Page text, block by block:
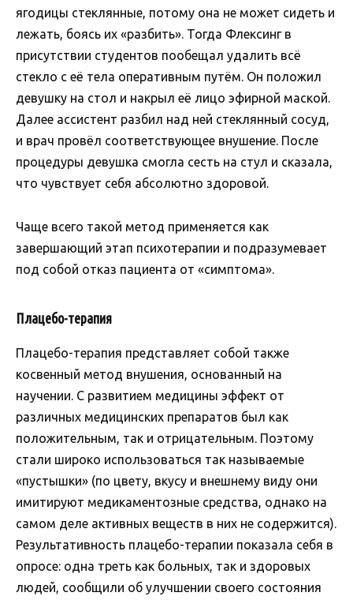
ягодицы стеклянные, потому она не может сидеть и
лежать, боясь их «разбить». Тогда Флексинг в
присутствии студентов пообещал удалить всё
стекло с её тела оперативным путём. Он положил
девушку на стол и накрыл её лицо эфирной маской.
Далее ассистент разбил над ней стеклянный сосуд,
и врач провёл соответствующее внушение. После
процедуры девушка смогла сесть на стул и сказала,
что чувствует себя абсолютно здоровой.
Чаще всего такой метод применяется как
завершающий этап психотерапии и подразумевает
под собой отказ пациента от «симптома».
Плацебо-терапия
Плацебо-терапия представляет собой также
косвенный метод внушения, основанный на
научении. С развитием медицины эффект от
различных медицинских препаратов был как
положительным, так и отрицательным. Поэтому
стали широко использоваться так называемые
«пустышки» (по цвету, вкусу и внешнему виду они
имитируют медикаментозные средства, однако на
самом деле активных веществ в них не содержится).
Результативность плацебо-терапии показала себя в
опросе: одна треть как больных, так и здоровых
людей, сообщили об улучшении своего состояния